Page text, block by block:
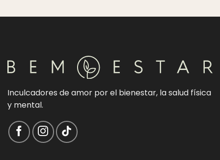
Inculcadores de amor por el bienestar, la salud física
y mental.